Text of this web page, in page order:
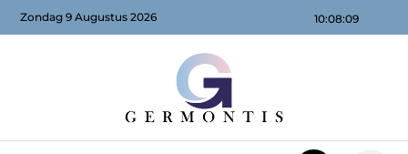
10:08:10
Zondag 9 Augustus 2026